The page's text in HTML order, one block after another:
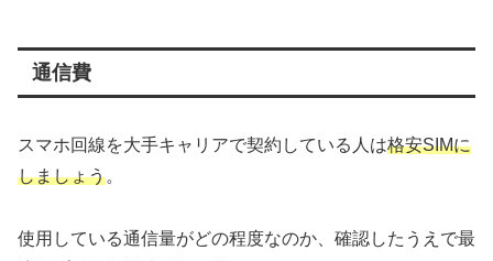
通信費
スマホ回線を大手キャリアで契約している人は格安SIMに
しましょう。
使用している通信量がどの程度なのか、確認したうえで最